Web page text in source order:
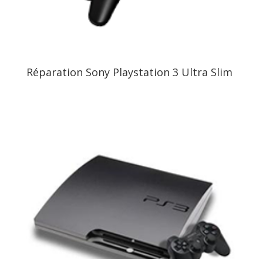
Réparation Sony Playstation 3 Ultra Slim